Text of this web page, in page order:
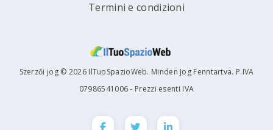
Termini e condizioni
Szerzői jog © 2026 IlTuoSpazioWeb. Minden Jog Fenntartva. P.IVA
07986541006 - Prezzi esenti IVA